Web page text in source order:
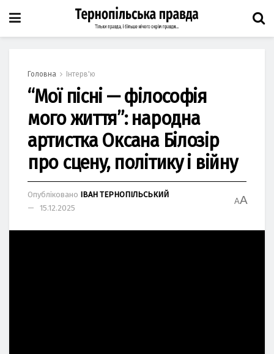
Головна Інтерв'ю
“Мої пісні — філософія
мого життя”: народна
артистка Оксана Білозір
про сцену, політику і війну
Опубліковано ІВАН ТЕРНОПІЛЬСЬКИЙ
15.12.2025
AA